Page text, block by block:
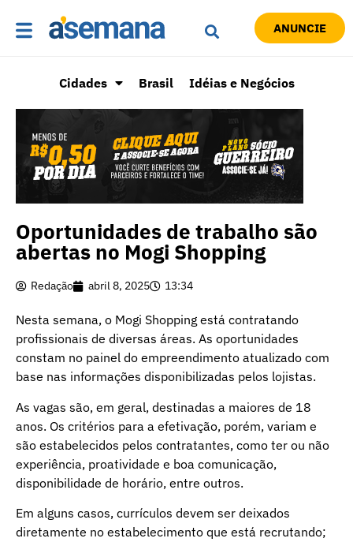
ANUNCIE
Cidades Brasil Idéias e Negócios
Oportunidades de trabalho são
abertas no Mogi Shopping
Redação abril 8, 2025 13:34
Nesta semana, o Mogi Shopping está contratando
profissionais de diversas áreas. As oportunidades
constam no painel do empreendimento atualizado com
base nas informações disponibilizadas pelos lojistas.
As vagas são, em geral, destinadas a maiores de 18
anos. Os critérios para a efetivação, porém, variam e
são estabelecidos pelos contratantes, como ter ou não
experiência, proatividade e boa comunicação,
disponibilidade de horário, entre outros.
Em alguns casos, currículos devem ser deixados
diretamente no estabelecimento que está recrutando;